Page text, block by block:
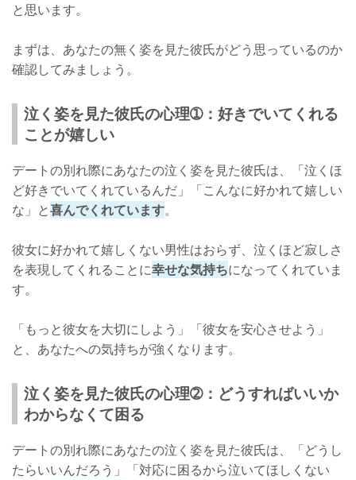
と思います。
まずは、あなたの無く姿を見た彼氏がどう思っているのか
確認してみましょう。
泣く姿を見た彼氏の心理➀：好きでいてくれる
ことが嬉しい
デートの別れ際にあなたの泣く姿を見た彼氏は、「泣くほ
ど好きでいてくれているんだ」「こんなに好かれて嬉しい
な」と喜んでくれています。
彼女に好かれて嬉しくない男性はおらず、泣くほど寂しさ
を表現してくれることに幸せな気持ちになってくれていま
す。
「もっと彼女を大切にしよう」「彼女を安心させよう」
と、あなたへの気持ちが強くなります。
泣く姿を見た彼氏の心理➁：どうすればいいか
わからなくて困る
デートの別れ際にあなたの泣く姿を見た彼氏は、「どうし
たらいいんだろう」「対応に困るから泣いてほしくない